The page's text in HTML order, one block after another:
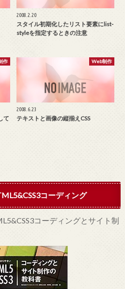
2008.2.20
スタイル初期化したリスト要素にlist-
styleを指定するときの注意
作
て
Web制作
2008.6.23
テキストと画像の縦揃えCSS
コーディング
コーディングとサイト制